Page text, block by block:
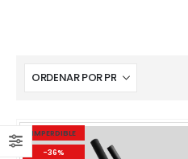
IMPERDIBLE
-36%